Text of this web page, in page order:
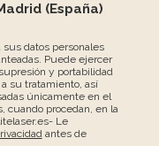
(España)
datos personales
Puede ejercer
y portabilidad
su tratamiento, así
únicamente en el
cuando procedan, en la
Le
antes de